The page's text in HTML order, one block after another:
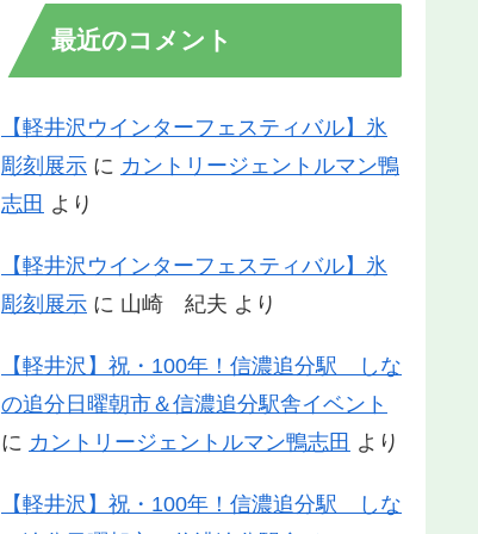
最近のコメント
【軽井沢ウインターフェスティバル】氷
彫刻展示 に カントリージェントルマン鴨
志田 より
【軽井沢ウインターフェスティバル】氷
彫刻展示 に 山崎 紀夫 より
【軽井沢】祝・100年！信濃追分駅 しな
の追分日曜朝市＆信濃追分駅舎イベント
に カントリージェントルマン鴨志田 より
【軽井沢】祝・100年！信濃追分駅 しな